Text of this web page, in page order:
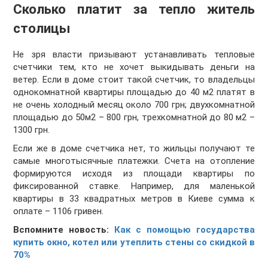
Сколько платит за тепло житель
столицы
Не зря власти призывают устанавливать тепловые
счетчики тем, кто не хочет выкидывать деньги на
ветер. Если в доме стоит такой счетчик, то владельцы
однокомнатной квартиры площадью до 40 м2 платят в
не очень холодный месяц около 700 грн; двухкомнатной
площадью до 50м2 – 800 грн, трехкомнатной до 80 м2 –
1300 грн.
Если же в доме счетчика нет, то жильцы получают те
самые многотысячные платежки. Счета на отопление
формируются исходя из площади квартиры по
фиксированной ставке. Например, для маленькой
квартиры в 33 квадратных метров в Киеве сумма к
оплате – 1106 гривен.
Вспомните новость:
Как с помощью государства
купить окно, котел или утеплить стены со скидкой в
70%